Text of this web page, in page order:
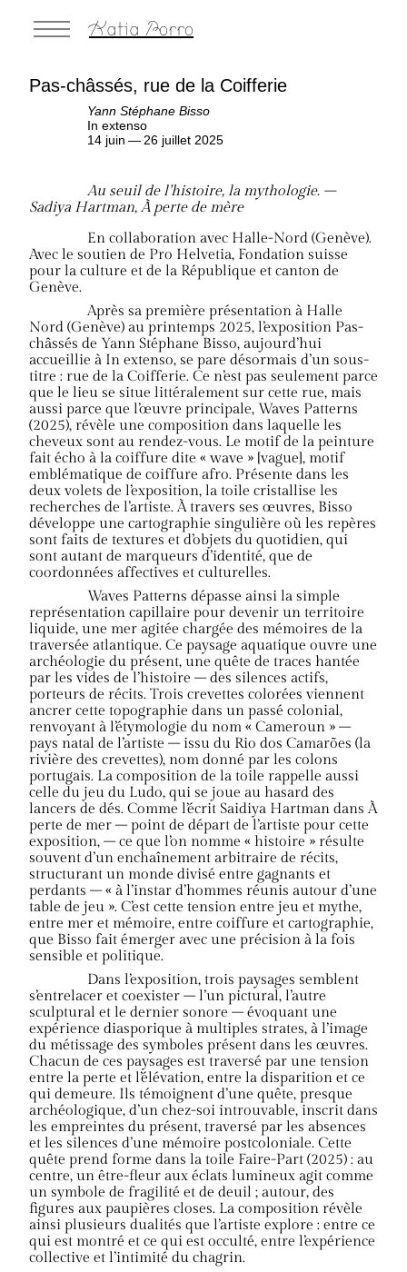
Katia Porro
Pas-châssés, rue de la Coifferie
Yann Stéphane Bisso
In extenso
14 juin — 26 juillet 2025
Au seuil de l’histoire, la mythologie. –
Sadiya Hartman, À perte de mère
En collaboration avec Halle-Nord (Genève).
Avec le soutien de Pro Helvetia, Fondation suisse
pour la culture et de la République et canton de
Genève.
Après sa première présentation à Halle
Nord (Genève) au printemps 2025, l’exposition Pas-
châssés de Yann Stéphane Bisso, aujourd’hui
accueillie à In extenso, se pare désormais d’un sous-
titre : rue de la Coifferie. Ce n’est pas seulement parce
que le lieu se situe littéralement sur cette rue, mais
aussi parce que l’œuvre principale, Waves Patterns
(2025), révèle une composition dans laquelle les
cheveux sont au rendez-vous. Le motif de la peinture
fait écho à la coiffure dite « wave » [vague], motif
emblématique de coiffure afro. Présente dans les
deux volets de l’exposition, la toile cristallise les
recherches de l’artiste. À travers ses œuvres, Bisso
développe une cartographie singulière où les repères
sont faits de textures et d’objets du quotidien, qui
sont autant de marqueurs d’identité, que de
coordonnées affectives et culturelles.
Waves Patterns dépasse ainsi la simple
représentation capillaire pour devenir un territoire
liquide, une mer agitée chargée des mémoires de la
traversée atlantique. Ce paysage aquatique ouvre une
archéologie du présent, une quête de traces hantée
par les vides de l’histoire – des silences actifs,
porteurs de récits. Trois crevettes colorées viennent
ancrer cette topographie dans un passé colonial,
renvoyant à l’étymologie du nom « Cameroun » –
pays natal de l’artiste – issu du Rio dos Camarões (la
rivière des crevettes), nom donné par les colons
portugais. La composition de la toile rappelle aussi
celle du jeu du Ludo, qui se joue au hasard des
lancers de dés. Comme l’écrit Saidiya Hartman dans À
perte de mer – point de départ de l’artiste pour cette
exposition, – ce que l’on nomme « histoire » résulte
souvent d’un enchaînement arbitraire de récits,
structurant un monde divisé entre gagnants et
perdants – « à l’instar d’hommes réunis autour d’une
table de jeu ». C’est cette tension entre jeu et mythe,
entre mer et mémoire, entre coiffure et cartographie,
que Bisso fait émerger avec une précision à la fois
sensible et politique.
Dans l’exposition, trois paysages semblent
s’entrelacer et coexister – l’un pictural, l’autre
sculptural et le dernier sonore – évoquant une
expérience diasporique à multiples strates, à l’image
du métissage des symboles présent dans les œuvres.
Chacun de ces paysages est traversé par une tension
entre la perte et l’élévation, entre la disparition et ce
qui demeure. Ils témoignent d’une quête, presque
archéologique, d’un chez-soi introuvable, inscrit dans
les empreintes du présent, traversé par les absences
et les silences d’une mémoire postcoloniale. Cette
quête prend forme dans la toile Faire-Part (2025) : au
centre, un être-fleur aux éclats lumineux agit comme
un symbole de fragilité et de deuil ; autour, des
figures aux paupières closes. La composition révèle
ainsi plusieurs dualités que l’artiste explore : entre ce
qui est montré et ce qui est occulté, entre l’expérience
collective et l’intimité du chagrin.